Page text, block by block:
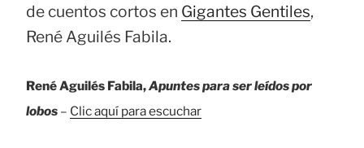
de cuentos cortos en Gigantes Gentiles,
René Aguilés Fabila.
René Aguilés Fabila,Apuntes para ser leídos por
lobos – Clic aquí para escuchar